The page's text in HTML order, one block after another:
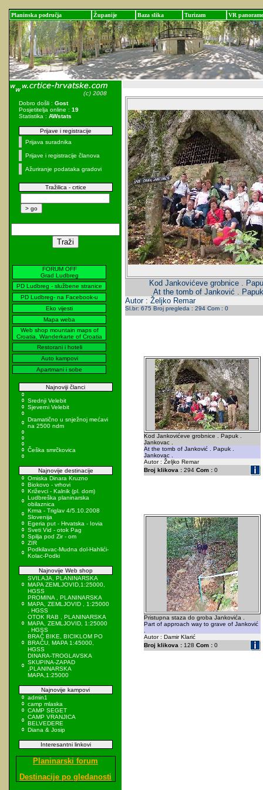
Planinska područja Županije Baza slika Turizam VR panorame
Dobro došli : Gost
Posjetitelja online : 19
Statistika : AWstats
Prijave i registracije
Prijava suradnika
Prijave i registracije članova
Ažuriranje podataka gradovi
Tražilica - crtice
FORUM OFF
Grad Ludbreg
PD Ludbreg - službene stranice
PD Ludbreg- na Facebook-u
Eko vijesti
Mapa weba
Web shop mountain maps of
Croatia, Wanderkarte of Croatia
Restorani i hoteli
Auto kampovi
Apartmani i sobe
Najnoviji članci
Srednji Velebit
Sjeverni Velebit
Dramatično u snježnoj mećavi
na 2500 ndm
Češka smrčkovica
Najnovije destinacije
Omiska Dinara Kruzno
Biokovo - vrhovi
Križevci - Kalnik (pl. dom)
Ludbreška planinarska
obilaznica
Krma - Triglav 4/5.10.2008
Slovenija
Egeria put - Hrvatska - Iovia
Sveti Vid - otok Pag
Spilja pod Zir - om
ZIR
Podkilavac-Mudna dol-Hahlići-
Kolac-Podki
Najnovije Web shop
SVILAJA, PLANINARSKA
MAPA ZEMLJOVID,1:25000,
HGSS
PROMINA , PLANINARSKA
MAPA, ZEMLJOVID , 1:25000
, HGSS
OTOK RAB , PLANINARSKA
MAPA, ZEMLJOVID, 1:25000
, HGSS
BRAČ BIKE, BICIKLOM PO
BRAČU, MAPA 1:45000,
HGSS
DINARA-TROGLAVSKA
SKUPINA-ZAPAD
,PLANINARSKA
MAPA,1:25000
Najnovije kampovi
admin1
camp mlaska
CAMP SEGET
CAMP VRANJICA
BELVEDERE
Diana & Josip
Interesantni linkovi
Planinarski forum
Destinacije po gledanosti
Kod Jankovićeve grobnice .
At the tomb of Janković .
Autor : Željko Remar
Sl.br: 675 Broj pregleda : 294 Com : 0
Kod Jankovićeve grobnice . Papuk .
Jankovac .
At the tomb of Janković . Papuk .
Jankovac .
Autor : Željko Remar
Broj klikova :294 Com :0
Pristupna staza do groba Jankovića .
Part of approach way to grave of Janković
Autor : Damir Klarić
Broj klikova :128 Com :0